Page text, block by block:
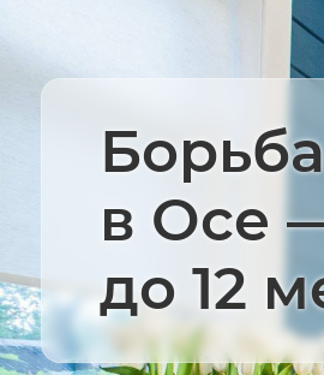
в Осе
до 12